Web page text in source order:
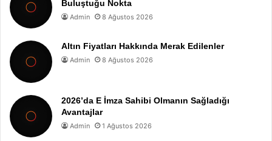
Buluştuğu Nokta
Admin 8 Ağustos 2026
Altın Fiyatları Hakkında Merak Edilenler
Admin 8 Ağustos 2026
2026’da E İmza Sahibi Olmanın Sağladığı
Avantajlar
Admin 1 Ağustos 2026